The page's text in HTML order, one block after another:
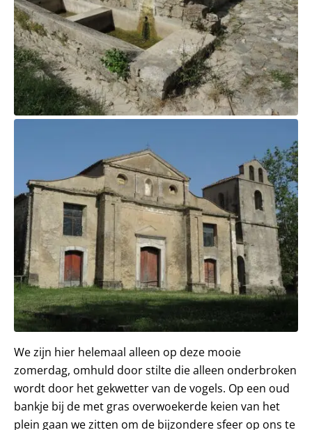
We zijn hier helemaal alleen op deze mooie
zomerdag, omhuld door stilte die alleen onderbroken
wordt door het gekwetter van de vogels. Op een oud
bankje bij de met gras overwoekerde keien van het
plein gaan we zitten om de bijzondere sfeer op ons te